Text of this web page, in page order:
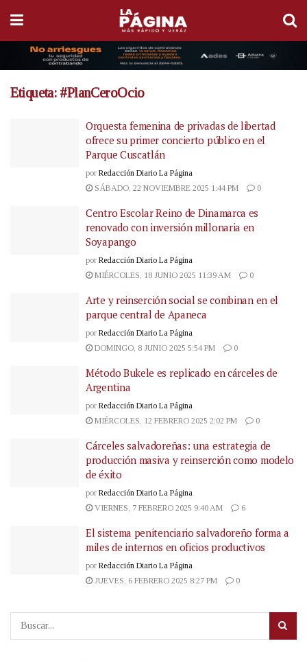
Etiqueta: #PlanCeroOcio
Orquesta femenina de privadas de libertad
ofrece su primer concierto público en el
Parque Cuscatlán
por Redacción Diario La Página
SÁBADO, 22 NOVIEMBRE 2025 1:44 PM
0
Centro Escolar Reino de Dinamarca es
renovado con inversión millonaria en
Soyapango
por Redacción Diario La Página
MIÉRCOLES, 18 JUNIO 2025 11:39 AM
0
Arte y reinserción social se combinan en el
parque central de Apaneca
por Redacción Diario La Página
DOMINGO, 8 JUNIO 2025 5:54 PM
0
Método Bukele es replicado en cárceles de
Argentina
por Redacción Diario La Página
MIÉRCOLES, 12 FEBRERO 2025 2:02 PM
0
Cárceles salvadoreñas: una estrategia de
producción masiva y reinserción como modelo
de éxito
por Redacción Diario La Página
VIERNES, 7 FEBRERO 2025 9:40 AM
6
El sistema penitenciario salvadoreño forma a
miles de internos en oficios productivos
por Redacción Diario La Página
JUEVES, 6 FEBRERO 2025 8:27 PM
0